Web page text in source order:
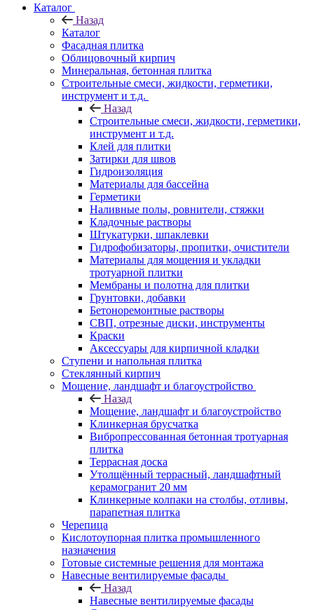
Каталог
Назад
Каталог
Фасадная плитка
Облицовочный кирпич
Минеральная, бетонная плитка
Строительные смеси, жидкости, герметики,
инструмент и т.д.
Назад
Строительные смеси, жидкости, герметики,
инструмент и т.д.
Клей для плитки
Затирки для швов
Гидроизоляция
Материалы для бассейна
Герметики
Наливные полы, ровнители, стяжки
Кладочные растворы
Штукатурки, шпаклевки
Гидрофобизаторы, пропитки, очистители
Материалы для мощения и укладки
тротуарной плитки
Мембраны и полотна для плитки
Грунтовки, добавки
Бетоноремонтные растворы
СВП, отрезные диски, инструменты
Краски
Аксессуары для кирпичной кладки
Ступени и напольная плитка
Cтеклянный кирпич
Мощение, ландшафт и благоустройство
Назад
Мощение, ландшафт и благоустройство
Клинкерная брусчатка
Вибропрессованная бетонная тротуарная
плитка
Террасная доска
Утолщённый террасный, ландшафтный
керамогранит 20 мм
Клинкерные колпаки на столбы, отливы,
парапетная плитка
Черепица
Кислотоупорная плитка промышленного
назначения
Готовые системные решения для монтажа
Навесные вентилируемые фасады
Назад
Навесные вентилируемые фасады